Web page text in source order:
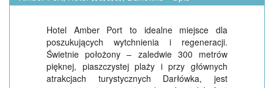
Hotel Amber Port to idealne miejsce dla
poszukujących wytchnienia i regeneracji.
Świetnie położony – zaledwie 300 metrów
pięknej, piaszczystej plaży i przy głównych
atrakcjach turystycznych Darłówka, jest